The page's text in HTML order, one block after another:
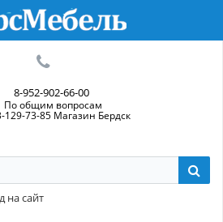
8-952-902-66-00
По общим вопросам
129-73-85 Магазин Бердск
на сайт